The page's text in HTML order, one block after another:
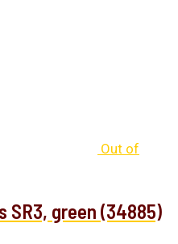
Out of
SR3, green (34885)